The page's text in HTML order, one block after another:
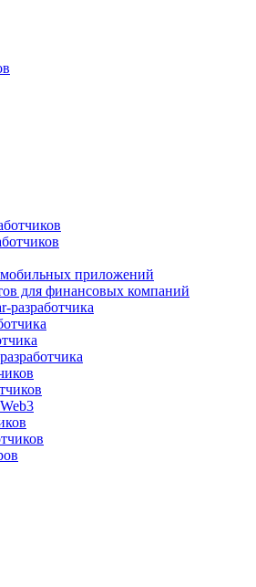
мобильных приложений
для финансовых компаний
разработчика